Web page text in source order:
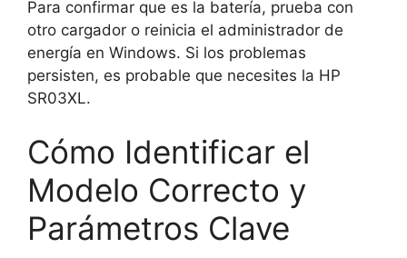
Para confirmar que es la batería, prueba con
otro cargador o reinicia el administrador de
energía en Windows. Si los problemas
persisten, es probable que necesites la HP
SR03XL.
Cómo Identificar el
Modelo Correcto y
Parámetros Clave